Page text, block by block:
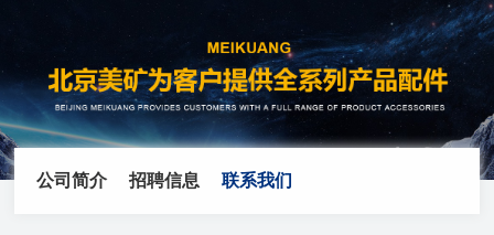
公司简介 招聘信息 联系我们